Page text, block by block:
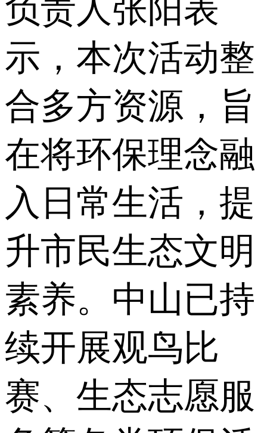
负责人张阳表
示，本次活动整
合多方资源，旨
在将环保理念融
入日常生活，提
升市民生态文明
素养。中山已持
续开展观鸟比
赛、生态志愿服